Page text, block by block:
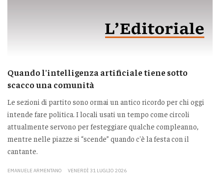
Quando l'intelligenza artificiale tiene sotto
scacco una comunità
Le sezioni di partito sono ormai un antico ricordo per chi oggi
intende fare politica. I locali usati un tempo come circoli
attualmente servono per festeggiare qualche compleanno,
mentre nelle piazze si “scende” quando c'è la festa con il
cantante.
EMANUELE ARMENTANO VENERDÌ 31 LUGLIO 2026